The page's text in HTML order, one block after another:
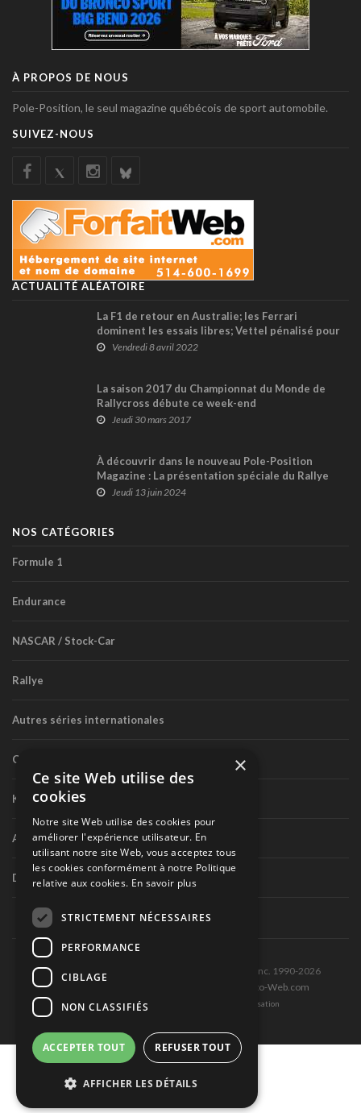
À PROPOS DE NOUS
Pole-Position, le seul magazine québécois de sport automobile.
SUIVEZ-NOUS
ACTUALITÉ ALÉATOIRE
La F1 de retour en Australie; les Ferrari
dominent les essais libres; Vettel pénalisé pour
un tour en... scooter !
Vendredi 8 avril 2022
La saison 2017 du Championnat du Monde de
Rallycross débute ce week-end
Jeudi 30 mars 2017
À découvrir dans le nouveau Pole-Position
Magazine : La présentation spéciale du Rallye
Baie-des-Chaleurs 2024 !
Jeudi 13 juin 2024
NOS CATÉGORIES
Formule 1
Endurance
NASCAR / Stock-Car
Rallye
Autres séries internationales
Circuit routier canadien
Karting
Autres séries nationales
Divers
Tous droits réservés © Les Éditions Pole-Position inc. 1990-2026
Ce site est produit et hébergé par Montréal-Photo-Web.com
Politique de confidentialité et Conditions d’utilisation
×
Ce site Web utilise des
cookies
Notre site Web utilise des cookies pour
améliorer l'expérience utilisateur. En
utilisant notre site Web, vous acceptez tous
les cookies conformément à notre Politique
relative aux cookies. En savoir plus
STRICTEMENT NÉCESSAIRES
PERFORMANCE
CIBLAGE
NON CLASSIFIÉS
ACCEPTER TOUT REFUSER TOUT
AFFICHER LES DÉTAILS